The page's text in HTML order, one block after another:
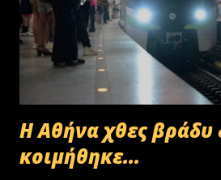
Η Αθήνα χθες βράδυ
κοιμήθηκε...